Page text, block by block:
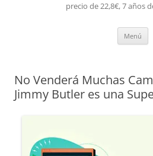
precio de 22,8€, 7 años
Menú
No Venderá Muchas
Jimmy Butler es una